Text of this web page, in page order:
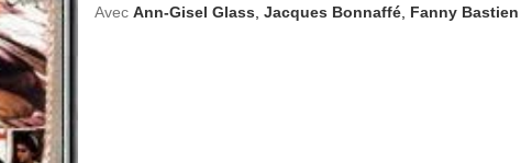
Avec Ann-Gisel Glass, Jacques Bonnaffé, Fanny Bastien